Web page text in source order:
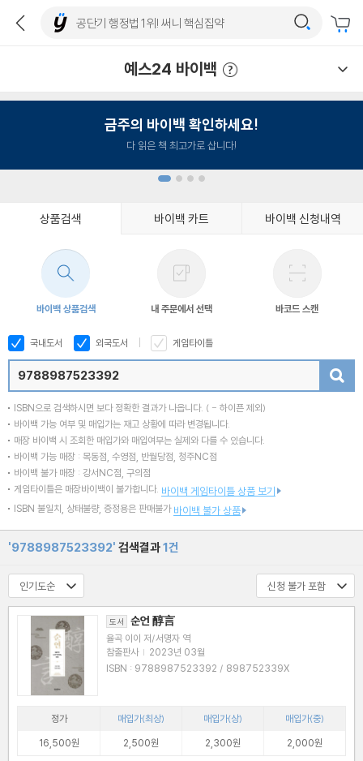
예스24 바이백
금주의 바이백 확인하세요!
다 읽은 책 최고가로 삽니다!
상품검색 바이백 카트 바이백 신청내역
바이백 상품검색 내 주문에서 선택 바코드 스캔
국내도서 외국도서 게임타이틀
ISBN으로 검색하시면 보다 정확한 결과가 나옵니다. ( - 하이픈 제외)
바이백 가능 여부 및 매입가는 재고 상황에 따라 변경됩니다.
매장 바이백 시 조회한 매입가와 매입여부는 실제와 다를 수 있습니다.
바이백 가능 매장 : 목동점, 수영점, 반월당점, 청주NC점
바이백 불가 매장 : 강서NC점, 구의점
게임타이틀은 매장바이백이 불가합니다. 바이백 게임타이틀 상품 보기
ISBN 불일치, 상태불량, 증정용은 판매불가 바이백 불가 상품
'9788987523392' 검색결과1건
도서 순언 醇言
율곡 이이 저/서명자 역
참출판사 | 2023년 03월
ISBN : 9788987523392 / 898752339X
정가 매입가(최상) 매입가(상)
매입가(중)
16,500원
2,500원 2,300원 2,000원